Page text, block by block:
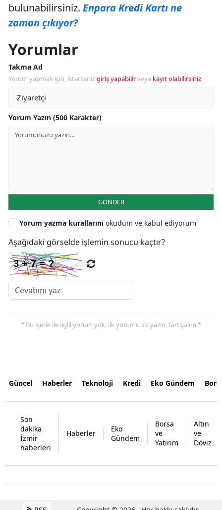
bulunabilirsiniz. Enpara Kredi Kartı ne
zaman çıkıyor?
Yorumlar
Takma Ad
Yorum yapmak için, istersenizgiriş yapabilirveya kayıt olabilirsiniz.
Yorum Yazın (500 Karakter)
GÖNDER
Yorum yazma kurallarını okudum ve kabul ediyorum
Aşağıdaki görselde işlemin sonucu kaçtır?
* Bu içerik ile ilgili yorum yok, ilk yorumu siz yazın, tartışalım *
Güncel Haberler Teknoloji Kredi Eko Gündem
Son
dakika
İzmir
haberleri
Haberler
Eko
Gündem
Borsa
ve
Yatırım
Altın
ve
Döviz